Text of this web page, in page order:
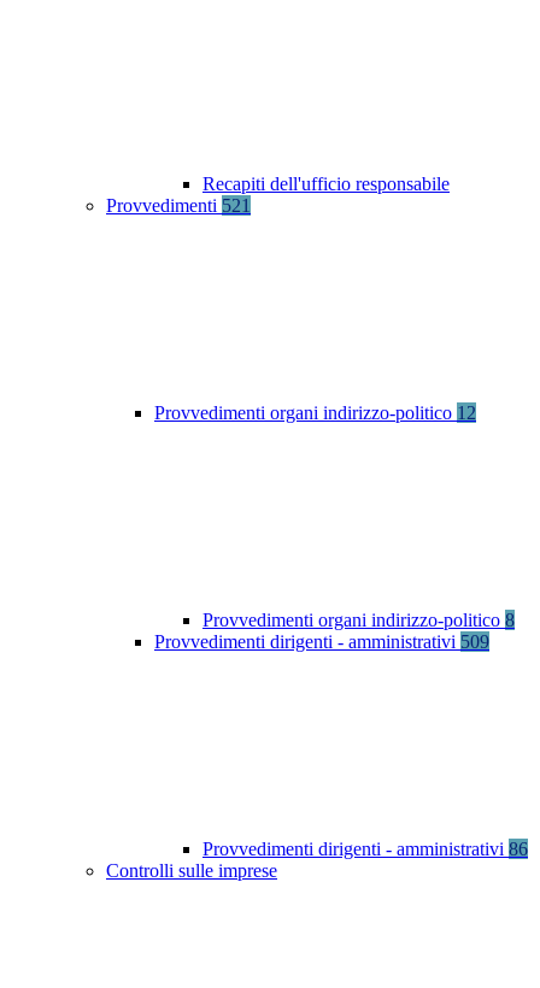
Recapiti dell'ufficio responsabile
Provvedimenti 521
Provvedimenti organi indirizzo-politico 12
Provvedimenti organi indirizzo-politico 8
Provvedimenti dirigenti - amministrativi 509
Provvedimenti dirigenti - amministrativi 86
Controlli sulle imprese